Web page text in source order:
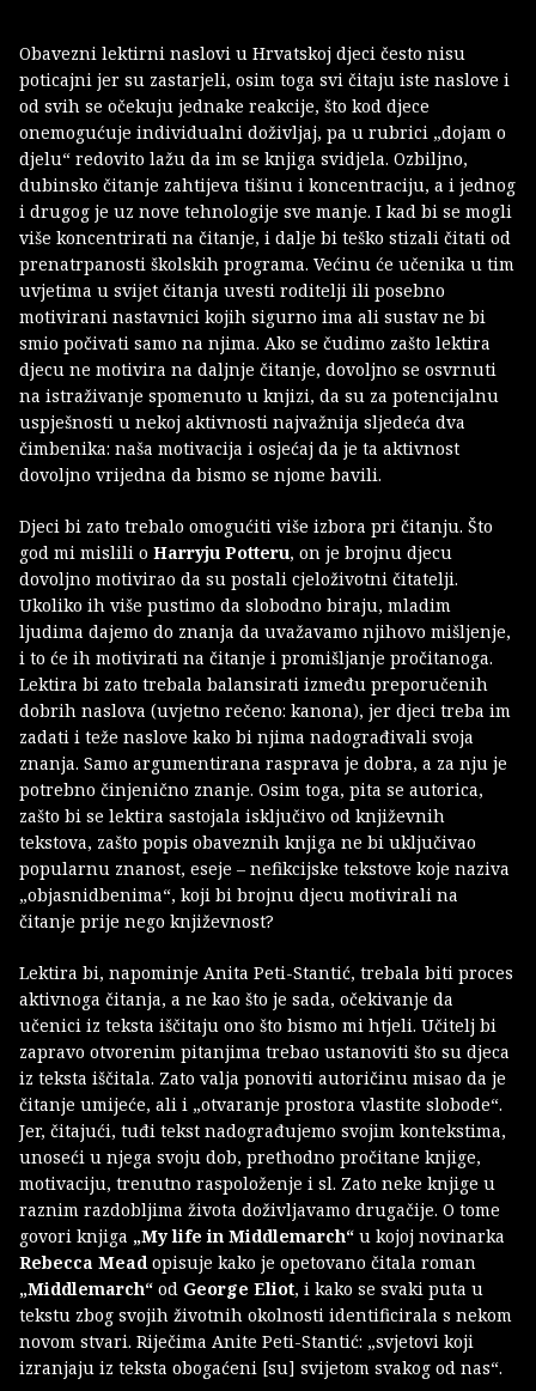
Obavezni lektirni naslovi u Hrvatskoj djeci često nisu
poticajni jer su zastarjeli, osim toga svi čitaju iste naslove i
od svih se očekuju jednake reakcije, što kod djece
onemogućuje individualni doživljaj, pa u rubrici „dojam o
djelu“ redovito lažu da im se knjiga svidjela. Ozbiljno,
dubinsko čitanje zahtijeva tišinu i koncentraciju, a i jednog
i drugog je uz nove tehnologije sve manje. I kad bi se mogli
više koncentrirati na čitanje, i dalje bi teško stizali čitati od
prenatrpanosti školskih programa. Većinu će učenika u tim
uvjetima u svijet čitanja uvesti roditelji ili posebno
motivirani nastavnici kojih sigurno ima ali sustav ne bi
smio počivati samo na njima. Ako se čudimo zašto lektira
djecu ne motivira na daljnje čitanje, dovoljno se osvrnuti
na istraživanje spomenuto u knjizi, da su za potencijalnu
uspješnosti u nekoj aktivnosti najvažnija sljedeća dva
čimbenika: naša motivacija i osjećaj da je ta aktivnost
dovoljno vrijedna da bismo se njome bavili.
Djeci bi zato trebalo omogućiti više izbora pri čitanju. Što
god mi mislili o Harryju Potteru, on je brojnu djecu
dovoljno motivirao da su postali cjeloživotni čitatelji.
Ukoliko ih više pustimo da slobodno biraju, mladim
ljudima dajemo do znanja da uvažavamo njihovo mišljenje,
i to će ih motivirati na čitanje i promišljanje pročitanoga.
Lektira bi zato trebala balansirati između preporučenih
dobrih naslova (uvjetno rečeno: kanona), jer djeci treba im
zadati i teže naslove kako bi njima nadograđivali svoja
znanja. Samo argumentirana rasprava je dobra, a za nju je
potrebno činjenično znanje. Osim toga, pita se autorica,
zašto bi se lektira sastojala isključivo od književnih
tekstova, zašto popis obaveznih knjiga ne bi uključivao
popularnu znanost, eseje – nefikcijske tekstove koje naziva
„objasnidbenima“, koji bi brojnu djecu motivirali na
čitanje prije nego književnost?
Lektira bi, napominje Anita Peti-Stantić, trebala biti proces
aktivnoga čitanja, a ne kao što je sada, očekivanje da
učenici iz teksta iščitaju ono što bismo mi htjeli. Učitelj bi
zapravo otvorenim pitanjima trebao ustanoviti što su djeca
iz teksta iščitala. Zato valja ponoviti autoričinu misao da je
čitanje umijeće, ali i „otvaranje prostora vlastite slobode“.
Jer, čitajući, tuđi tekst nadograđujemo svojim kontekstima,
unoseći u njega svoju dob, prethodno pročitane knjige,
motivaciju, trenutno raspoloženje i sl. Zato neke knjige u
raznim razdobljima života doživljavamo drugačije. O tome
govori knjiga „My life in Middlemarch“ u kojoj novinarka
Rebecca Meadopisuje kako je opetovano čitala roman
„Middlemarch“ od George Eliot, i kako se svaki puta u
tekstu zbog svojih životnih okolnosti identificirala s nekom
novom stvari. Riječima Anite Peti-Stantić: „svjetovi koji
izranjaju iz teksta obogaćeni [su] svijetom svakog od nas“.